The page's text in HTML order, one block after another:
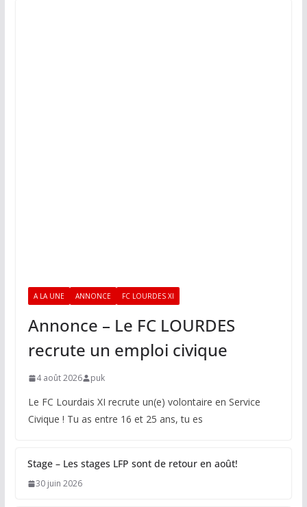
A LA UNE ANNONCE FC LOURDES XI
Annonce – Le FC LOURDES
recrute un emploi civique
4 août 2026 puk
Le FC Lourdais XI recrute un(e) volontaire en Service
Civique ! Tu as entre 16 et 25 ans, tu es
Stage – Les stages LFP sont de retour en août!
30 juin 2026